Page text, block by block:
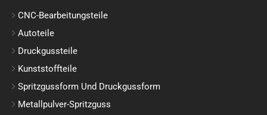
CNC-Bearbeitungsteile
Autoteile
Druckgussteile
Kunststoffteile
Spritzgussform Und Druckgussform
Metallpulver-Spritzguss